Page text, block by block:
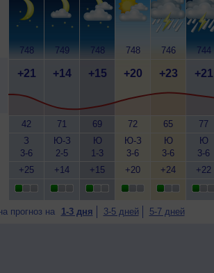
748
+21
42
З
3-6
+25
749
+14
71
Ю-З
2-5
+14
748
+15
69
Ю
1-3
+15
748
+20
72
Ю-З
3-6
+20
746
+23
65
Ю
3-6
+24
744
+21
77
Ю
3-6
+22
прогноз на 1-3 дня 3-5 дней 5-7 дней